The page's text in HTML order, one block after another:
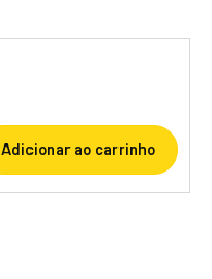
Adicionar ao carrinho